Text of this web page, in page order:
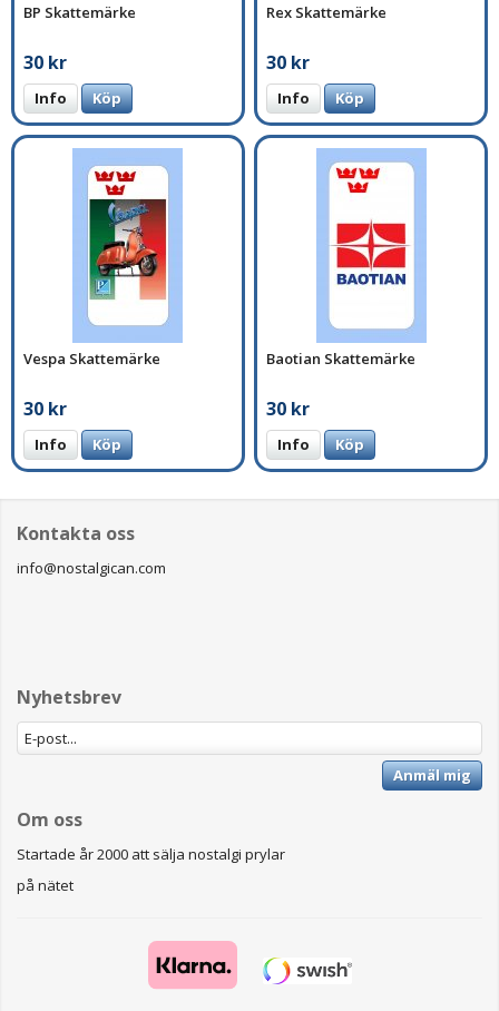
BP Skattemärke
30 kr
Info Köp
Rex Skattemärke
30 kr
Info Köp
Vespa Skattemärke
30 kr
Info Köp
Baotian Skattemärke
30 kr
Info Köp
Kontakta oss
info@nostalgican.com
Nyhetsbrev
Anmäl mig
Om oss
Startade år 2000 att sälja nostalgi prylar
på nätet